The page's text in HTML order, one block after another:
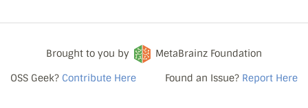
OSS Geek? Contribute Here
Brought to you by
MetaBrainz Foundation
Found an Issue? Report Here